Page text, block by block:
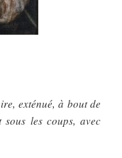
exténué, à bout de
les coups, avec